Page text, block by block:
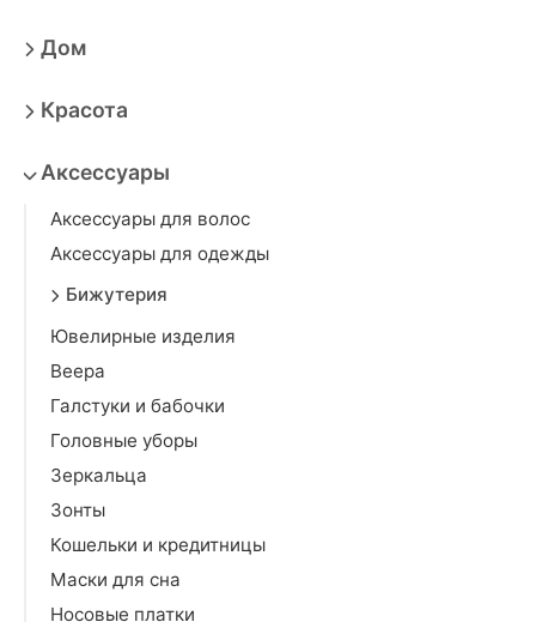
Дом
Красота
Аксессуары
Аксессуары для волос
Аксессуары для одежды
Бижутерия
Ювелирные изделия
Веера
Галстуки и бабочки
Головные уборы
Зеркальца
Зонты
Кошельки и кредитницы
Маски для сна
Носовые платки